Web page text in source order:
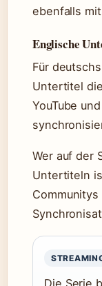
ebenfalls
Englische
Für
Untertitel
YouTube
Wer auf der
Untertiteln